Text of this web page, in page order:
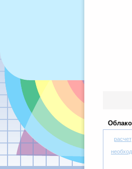
Облако
расчет